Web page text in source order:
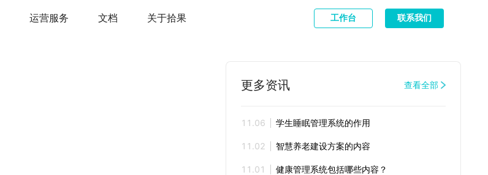
运营服务 文档 关于拾果 工作台 联系我们
更多资讯 查看全部
11.06 学生睡眠管理系统的作用
11.02 智慧养老建设方案的内容
11.01 健康管理系统包括哪些内容？